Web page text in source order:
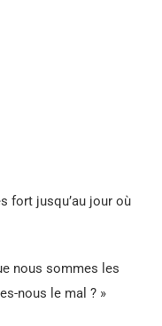
fort jusqu’au jour où
nous sommes les
nous le mal ? »